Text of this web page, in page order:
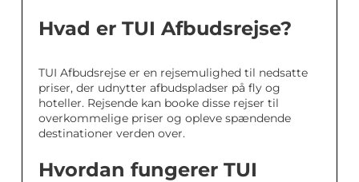
Hvad er TUI Afbudsrejse?
TUI Afbudsrejse er en rejsemulighed til nedsatte
priser, der udnytter afbudspladser på fly og
hoteller. Rejsende kan booke disse rejser til
overkommelige priser og opleve spændende
destinationer verden over.
Hvordan fungerer TUI